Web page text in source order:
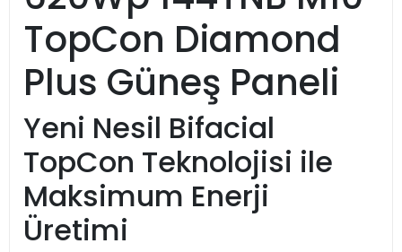
TopCon Diamond
Plus Güneş Paneli
Yeni Nesil Bifacial
TopCon Teknolojisi ile
Maksimum Enerji
Üretimi